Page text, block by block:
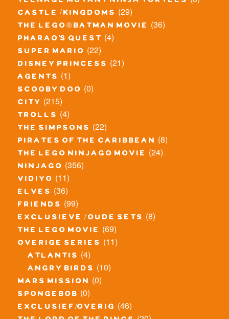
castle / kingdoms (29)
the lego® batman movie (36)
pharao's quest (4)
super mario (22)
disney princess (21)
agents (1)
scooby doo (0)
city (215)
trolls (4)
the simpsons (22)
pirates of the caribbean (8)
the lego ninjago movie (24)
ninjago (356)
vidiyo (11)
elves (36)
friends (99)
exclusieve / oude sets (8)
the lego movie (69)
overige series (11)
atlantis (4)
angry birds (10)
mars mission (0)
spongebob (0)
exclusief/overig (46)